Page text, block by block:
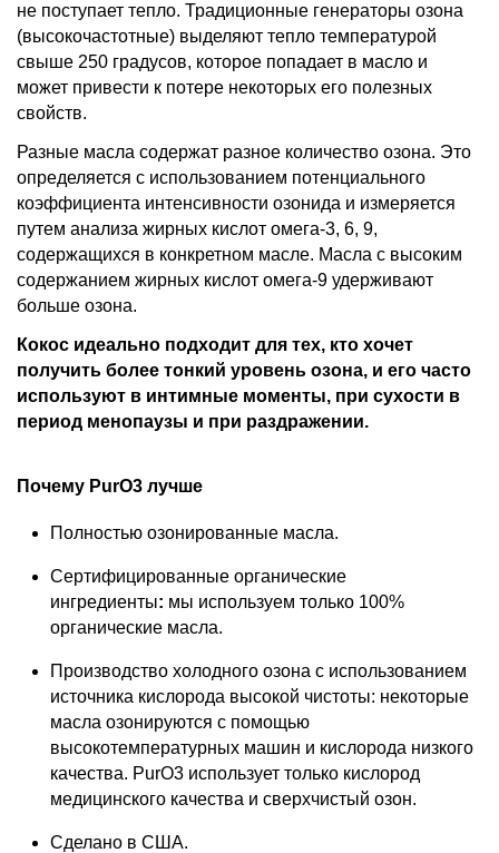
не поступает тепло. Традиционные генераторы озона
(высокочастотные) выделяют тепло температурой
свыше 250 градусов, которое попадает в масло и
может привести к потере некоторых его полезных
свойств.
Разные масла содержат разное количество озона. Это
определяется с использованием потенциального
коэффициента интенсивности озонида и измеряется
путем анализа жирных кислот омега-3, 6, 9,
содержащихся в конкретном масле. Масла с высоким
содержанием жирных кислот омега-9 удерживают
больше озона.
Кокос идеально подходит для тех, кто хочет
получить более тонкий уровень озона, и его часто
используют в интимные моменты, при сухости в
период менопаузы и при раздражении.
Почему PurO3 лучше
Полностью озонированные масла.
Сертифицированные органические
ингредиенты: мы используем только 100%
органические масла.
Производство холодного озона с использованием
источника кислорода высокой чистоты: некоторые
масла озонируются с помощью
высокотемпературных машин и кислорода низкого
качества. PurO3 использует только кислород
медицинского качества и сверхчистый озон.
Сделано в США.